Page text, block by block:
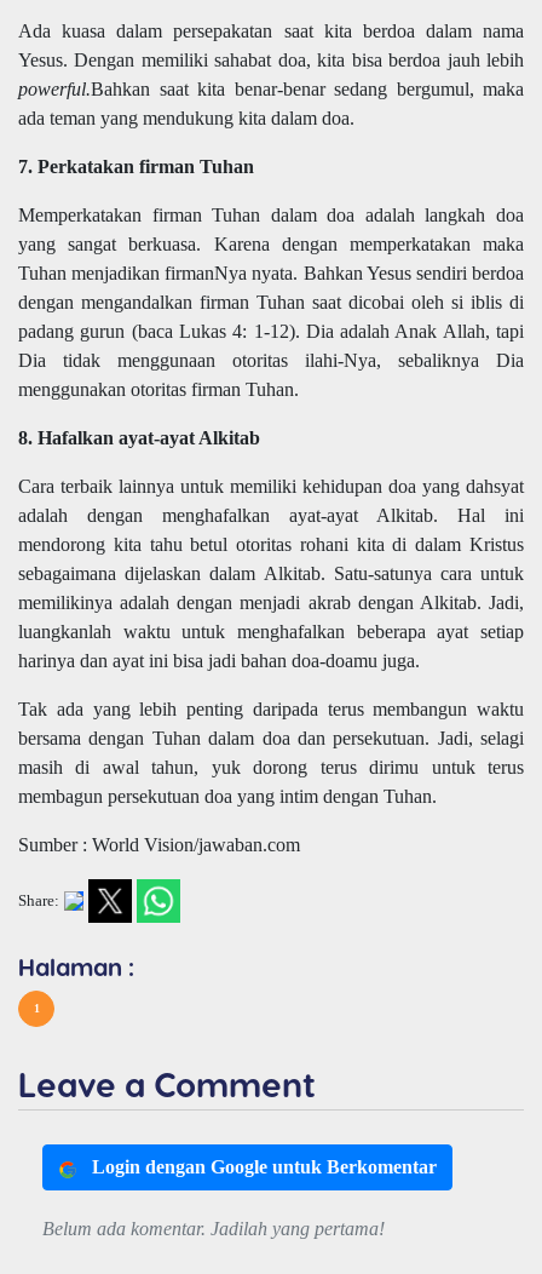
Ada kuasa dalam persepakatan saat kita berdoa dalam nama
Yesus. Dengan memiliki sahabat doa, kita bisa berdoa jauh lebih
powerful.Bahkan saat kita benar-benar sedang bergumul, maka
ada teman yang mendukung kita dalam doa.
7. Perkatakan firman Tuhan
Memperkatakan firman Tuhan dalam doa adalah langkah doa
yang sangat berkuasa. Karena dengan memperkatakan maka
Tuhan menjadikan firmanNya nyata. Bahkan Yesus sendiri berdoa
dengan mengandalkan firman Tuhan saat dicobai oleh si iblis di
padang gurun (baca Lukas 4: 1-12). Dia adalah Anak Allah, tapi
Dia tidak menggunaan otoritas ilahi-Nya, sebaliknya Dia
menggunakan otoritas firman Tuhan.
8. Hafalkan ayat-ayat Alkitab
Cara terbaik lainnya untuk memiliki kehidupan doa yang dahsyat
adalah dengan menghafalkan ayat-ayat Alkitab. Hal ini
mendorong kita tahu betul otoritas rohani kita di dalam Kristus
sebagaimana dijelaskan dalam Alkitab. Satu-satunya cara untuk
memilikinya adalah dengan menjadi akrab dengan Alkitab. Jadi,
luangkanlah waktu untuk menghafalkan beberapa ayat setiap
harinya dan ayat ini bisa jadi bahan doa-doamu juga.
Tak ada yang lebih penting daripada terus membangun waktu
bersama dengan Tuhan dalam doa dan persekutuan. Jadi, selagi
masih di awal tahun, yuk dorong terus dirimu untuk terus
membagun persekutuan doa yang intim dengan Tuhan.
Sumber : World Vision/jawaban.com
Share:
Halaman :
1
Leave a Comment
Login dengan Google untuk Berkomentar
Belum ada komentar. Jadilah yang pertama!